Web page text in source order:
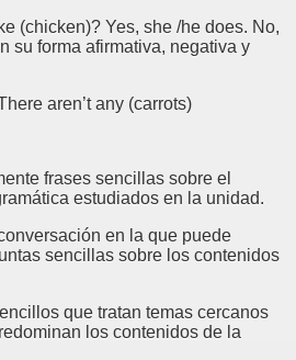
(chicken)? Yes, she /he does. No,
su forma afirmativa, negativa y
aren’t any (carrots)
frases sencillas sobre el
estudiados en la unidad.
en la que puede
sencillas sobre los contenidos
que tratan temas cercanos
los contenidos de la